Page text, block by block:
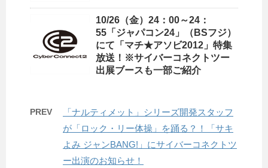
10/26（金）24：00～24：
55「ジャパコン24」（BSフジ）
にて「マチ★アソビ2012」特集
放送！※サイバーコネクトツー
出展ブースも一部ご紹介
PREV
「ナルティメット」シリーズ開発スタッフ
が「ロック・リー体操」を踊る？！「サキ
よみ ジャンBANG!」にサイバーコネクトツ
ー出演のお知らせ！